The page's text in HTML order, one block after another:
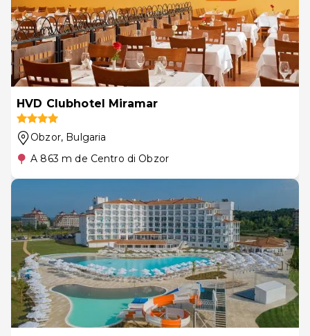
HVD Clubhotel Miramar
Obzor, Bulgaria
A 863 m de Centro di Obzor